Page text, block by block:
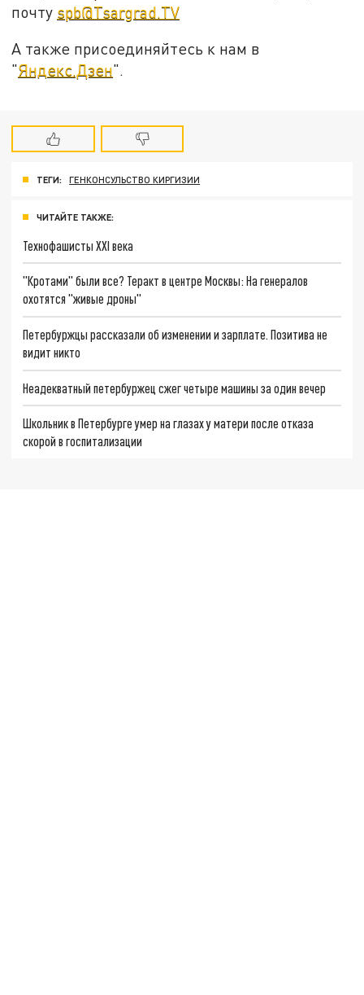
почту spb@Tsargrad.TV
А также присоединяйтесь к нам в
"Яндекс.Дзен".
ТЕГИ: ГЕНКОНСУЛЬСТВО КИРГИЗИИ
ЧИТАЙТЕ ТАКЖЕ:
Технофашисты XXI века
"Кротами" были все? Теракт в центре Москвы: На генералов
охотятся "живые дроны"
Петербуржцы рассказали об изменении и зарплате. Позитива не
видит никто
Неадекватный петербуржец сжег четыре машины за один вечер
Школьник в Петербурге умер на глазах у матери после отказа
скорой в госпитализации